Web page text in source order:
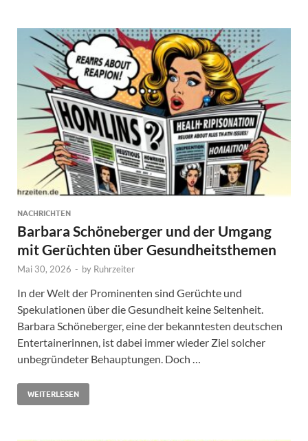
NACHRICHTEN
Barbara Schöneberger und der Umgang
mit Gerüchten über Gesundheitsthemen
Mai 30, 2026 - by Ruhrzeiter
In der Welt der Prominenten sind Gerüchte und
Spekulationen über die Gesundheit keine Seltenheit.
Barbara Schöneberger, eine der bekanntesten deutschen
Entertainerinnen, ist dabei immer wieder Ziel solcher
unbegründeter Behauptungen. Doch …
WEITERLESEN